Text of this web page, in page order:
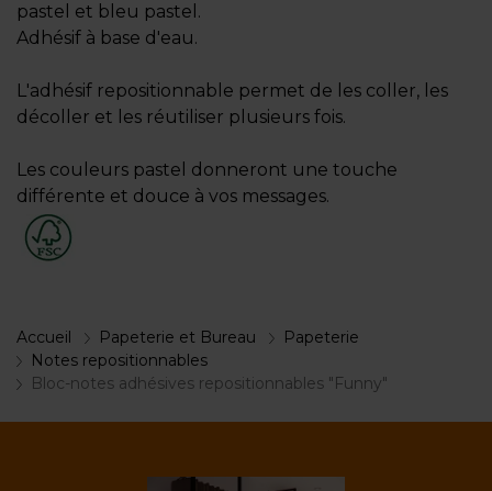
pastel et bleu pastel.
Adhésif à base d'eau.
L'adhésif repositionnable permet de les coller, les
décoller et les réutiliser plusieurs fois.
Les couleurs pastel donneront une touche
différente et douce à vos messages.
Accueil Papeterie et Bureau
Papeterie
Notes repositionnables
Bloc-notes adhésives repositionnables "Funny"